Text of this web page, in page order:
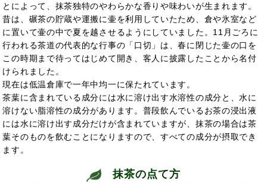
とによって、抹茶独特のやわらかな香りや味わいが生まれます。
昔は、碾茶の貯蔵や運搬に壷を利用していたため、倉や氷室など
に置いて壷の中で夏を越させるようにしていました。11月ごろに
行われる茶道の代表的な行事の「口切」は、春に閉じた壷の口を
この時期まで待ってはじめて開き、客人に披露したことから名付
けられました。
現在は低温倉庫で一年中均一に保たれています。
茶葉に含まれている成分には水に溶け出す水溶性の成分と、水に
溶けない脂溶性の成分があります。普段飲んでいるお茶の浸出液
には水に溶け出す成分だけが含まれていますが、抹茶の場合は茶
葉そのものを飲むことになりますので、すべての成分が摂取でき
ます。
抹茶の点て方